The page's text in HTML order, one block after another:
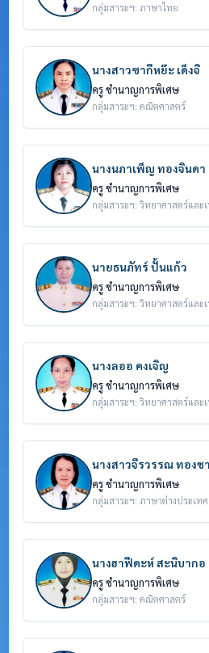
กลุ่มสาระฯ: ภาษาไทย
นางสาวซากีหย๊ะ เด็งจิ
ครู ชำนาญการพิเศษ
กลุ่มสาระฯ: คณิตศาสตร์
นางนภาเพ็ญ ทองจินดา
ครู ชำนาญการพิเศษ
กลุ่มสาระฯ: วิทยาศาสตร์และ
นายธนภัทร์ ปั้นแก้ว
ครู ชำนาญการพิเศษ
กลุ่มสาระฯ: วิทยาศาสตร์และ
นางลออ คงเจิญ
ครู ชำนาญการพิเศษ
กลุ่มสาระฯ: วิทยาศาสตร์และ
นางสาวจีรวรรณ ทองช
ครู ชำนาญการพิเศษ
กลุ่มสาระฯ: ภาษาต่างประเทศ
นางฮาฟีดะห์ สะนิบากอ
ครู ชำนาญการพิเศษ
กลุ่มสาระฯ: คณิตศาสตร์